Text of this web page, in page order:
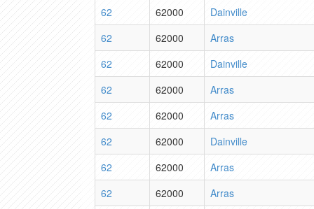
62
62000
Dainville
62
62000
Arras
62
62000
Dainville
62
62000
Arras
62
62000
Arras
62
62000
Dainville
62
62000
Arras
62
62000
Arras